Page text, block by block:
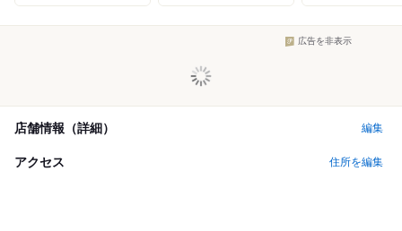
広告を非表示
店舗情報（詳細） 編集
アクセス 住所を編集